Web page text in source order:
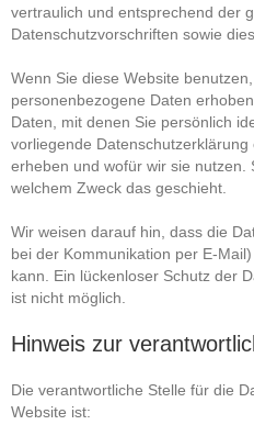
vertraulich und entsprechend der
Datenschutzvorschriften sowie
Wenn Sie diese Website
personenbezogene Daten
Daten, mit denen Sie persönlich
vorliegende
erheben und wofür wir sie nutzen.
welchem Zweck das geschieht.
Wir weisen darauf hin, dass die
bei der Kommunikation per E-
kann. Ein lückenloser Schutz der
ist nicht möglich.
Hinweis zur
Die verantwortliche Stelle für die
Website ist: